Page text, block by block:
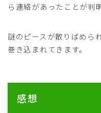
ら連絡があったことが判
謎のピースが散りばめら
巻き込まれてきます。
感想